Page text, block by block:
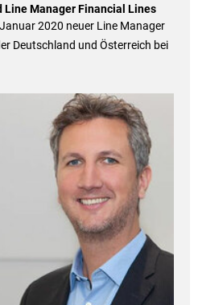
Line Manager Financial Lines
2020 neuer Line Manager
Deutschland und Österreich bei